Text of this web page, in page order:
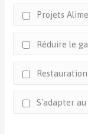
Projets
Réduire le
S'adapter